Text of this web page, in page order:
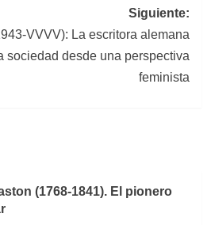
Siguiente:
VVVV): La escritora alemana
sociedad desde una perspectiva
feminista
(1768-1841). El pionero